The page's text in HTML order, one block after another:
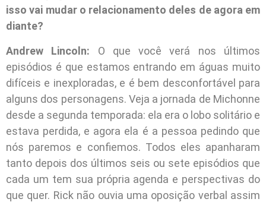
isso vai mudar o relacionamento deles de agora em
diante?
Andrew Lincoln: O que você verá nos últimos
episódios é que estamos entrando em águas muito
difíceis e inexploradas, e é bem desconfortável para
alguns dos personagens. Veja a jornada de Michonne
desde a segunda temporada: ela era o lobo solitário e
estava perdida, e agora ela é a pessoa pedindo que
nós paremos e confiemos. Todos eles apanharam
tanto depois dos últimos seis ou sete episódios que
cada um tem sua própria agenda e perspectivas do
que quer. Rick não ouvia uma oposição verbal assim